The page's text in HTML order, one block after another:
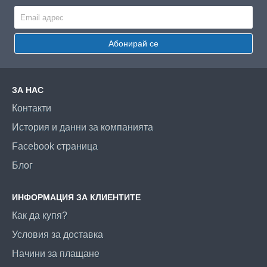
Абонирай се
ЗА НАС
Контакти
История и данни за компанията
Facebook страница
Блог
ИНФОРМАЦИЯ ЗА КЛИЕНТИТЕ
Как да купя?
Условия за доставка
Начини за плащане